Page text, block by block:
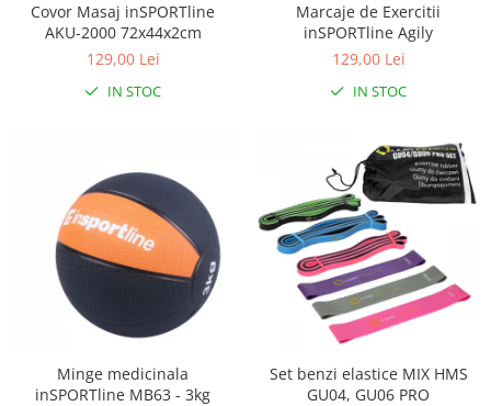
Covor Masaj inSPORTline
AKU-2000 72x44x2cm
129,00 Lei
IN STOC
Marcaje de Exercitii
inSPORTline Agily
129,00 Lei
IN STOC
Minge medicinala
inSPORTline MB63 - 3kg
Set benzi elastice MIX HMS
GU04, GU06 PRO